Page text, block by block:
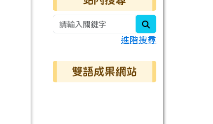
進階搜尋
雙語成果網站